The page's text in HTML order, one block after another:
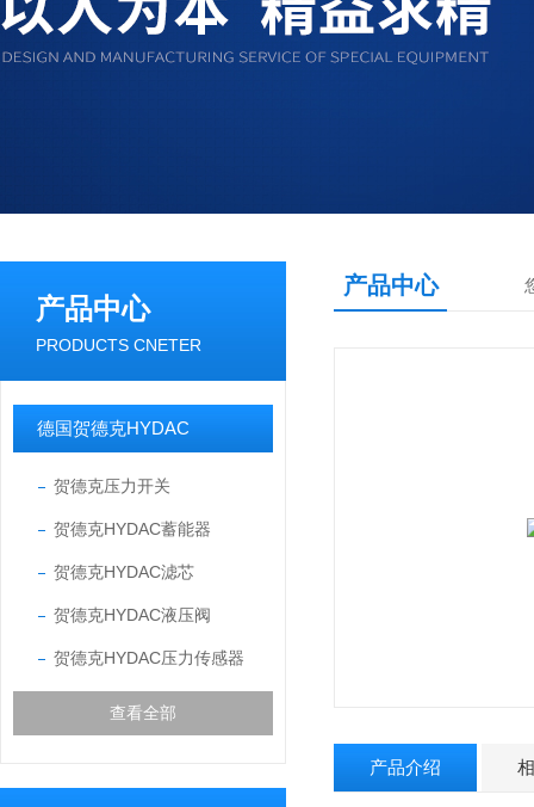
产品中心
PRODUCTS CNETER
德国贺德克HYDAC
贺德克压力开关
贺德克HYDAC蓄能器
贺德克HYDAC滤芯
贺德克HYDAC液压阀
贺德克HYDAC压力传感器
查看全部
产品中心
产品介绍